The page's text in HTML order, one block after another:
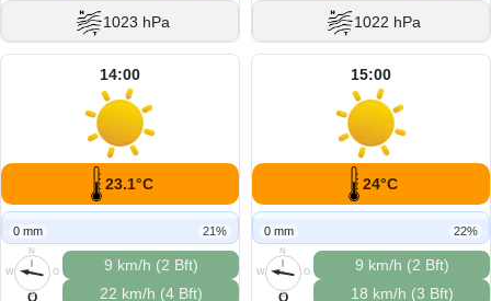
1023 hPa 1022 hPa
14:00
23.1°C
0 mm 21%
N
O
S
W
O
9 km/h (2 Bft)
22 km/h (4 Bft)
15:00
24°C
0 mm 22%
N
O
S
W
O
9 km/h (2 Bft)
18 km/h (3 Bft)